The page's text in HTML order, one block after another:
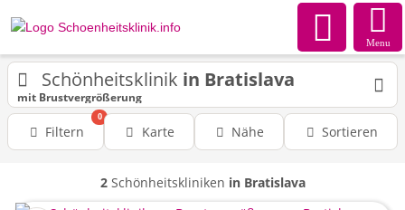
Menu
Schönheitsklinik in Bratislava
mit Brustvergrößerung
Filtern
0
Karte Nähe Sortieren
2Schönheitskliniken in Bratislava